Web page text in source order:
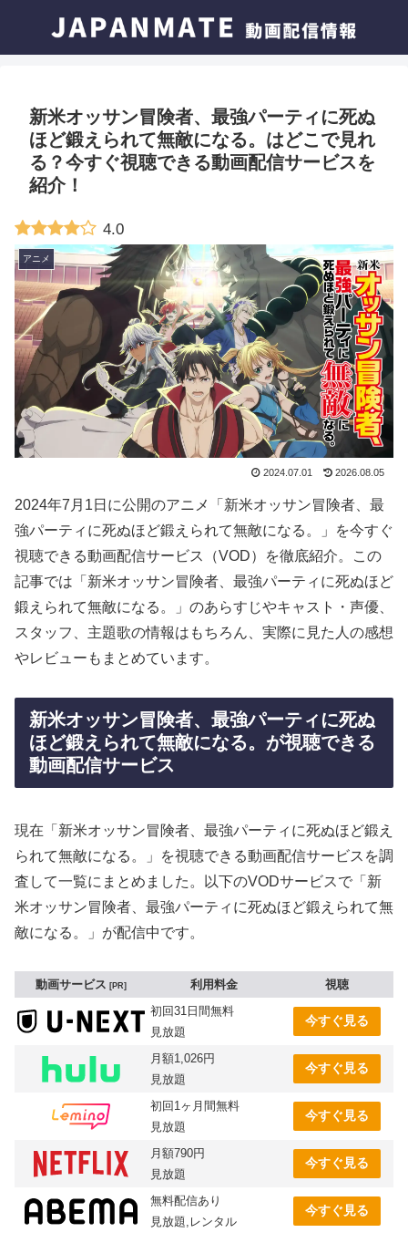
新米オッサン冒険者、最強パーティに死ぬ
ほど鍛えられて無敵になる。はどこで見れ
る？今すぐ視聴できる動画配信サービスを
紹介！
4.0
アニメ
2024.07.01 2026.08.05
2024年7月1日に公開のアニメ「新米オッサン冒険者、最
強パーティに死ぬほど鍛えられて無敵になる。」を今すぐ
視聴できる動画配信サービス（VOD）を徹底紹介。この
記事では「新米オッサン冒険者、最強パーティに死ぬほど
鍛えられて無敵になる。」のあらすじやキャスト・声優、
スタッフ、主題歌の情報はもちろん、実際に見た人の感想
やレビューもまとめています。
新米オッサン冒険者、最強パーティに死ぬ
ほど鍛えられて無敵になる。が視聴できる
動画配信サービス
現在「新米オッサン冒険者、最強パーティに死ぬほど鍛え
られて無敵になる。」を視聴できる動画配信サービスを調
査して一覧にまとめました。以下のVODサービスで「新
米オッサン冒険者、最強パーティに死ぬほど鍛えられて無
敵になる。」が配信中です。
動画サービス PR 利用料金
視聴
初回31日間無料
見放題
今すぐ見る
月額1,026円
見放題
今すぐ見る
初回1ヶ月間無料
見放題
今すぐ見る
月額790円
見放題
今すぐ見る
無料配信あり
見放題,レンタル
今すぐ見る